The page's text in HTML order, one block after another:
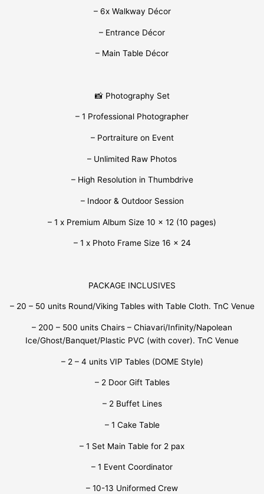
– 6x Walkway Décor
– Entrance Décor
– Main Table Décor
📸 Photography Set
– 1 Professional Photographer
– Portraiture on Event
– Unlimited Raw Photos
– High Resolution in Thumbdrive
– Indoor & Outdoor Session
– 1 x Premium Album Size 10 x 12 (10 pages)
– 1 x Photo Frame Size 16 x 24
PACKAGE INCLUSIVES
– 20 – 50 units Round/Viking Tables with Table Cloth. TnC Venue
– 200 – 500 units Chairs – Chiavari/Infinity/Napolean
Ice/Ghost/Banquet/Plastic PVC (with cover). TnC Venue
– 2 – 4 units VIP Tables (DOME Style)
– 2 Door Gift Tables
– 2 Buffet Lines
– 1 Cake Table
– 1 Set Main Table for 2 pax
– 1 Event Coordinator
– 10-13 Uniformed Crew